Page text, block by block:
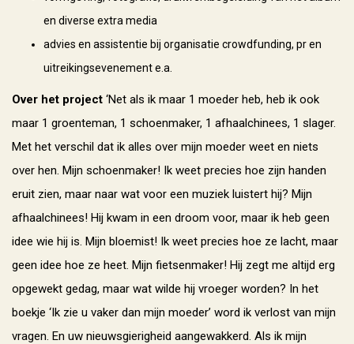
en diverse extra media
advies en assistentie bij organisatie crowdfunding, pr en
uitreikingsevenement e.a.
Over het project ‘Net als ik maar 1 moeder heb, heb ik ook
maar 1 groenteman, 1 schoenmaker, 1 afhaalchinees, 1 slager.
Met het verschil dat ik alles over mijn moeder weet en niets
over hen. Mijn schoenmaker! Ik weet precies hoe zijn handen
eruit zien, maar naar wat voor een muziek luistert hij? Mijn
afhaalchinees! Hij kwam in een droom voor, maar ik heb geen
idee wie hij is. Mijn bloemist! Ik weet precies hoe ze lacht, maar
geen idee hoe ze heet. Mijn fietsenmaker! Hij zegt me altijd erg
opgewekt gedag, maar wat wilde hij vroeger worden? In het
boekje ‘Ik zie u vaker dan mijn moeder’ word ik verlost van mijn
vragen. En uw nieuwsgierigheid aangewakkerd. Als ik mijn